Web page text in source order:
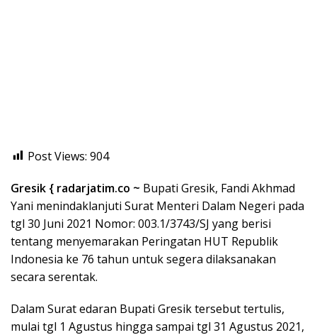
Post Views: 904
Gresik { radarjatim.co ~ Bupati Gresik, Fandi Akhmad
Yani menindaklanjuti Surat Menteri Dalam Negeri pada
tgl 30 Juni 2021 Nomor: 003.1/3743/SJ yang berisi
tentang menyemarakan Peringatan HUT Republik
Indonesia ke 76 tahun untuk segera dilaksanakan
secara serentak.
Dalam Surat edaran Bupati Gresik tersebut tertulis,
mulai tgl 1 Agustus hingga sampai tgl 31 Agustus 2021,